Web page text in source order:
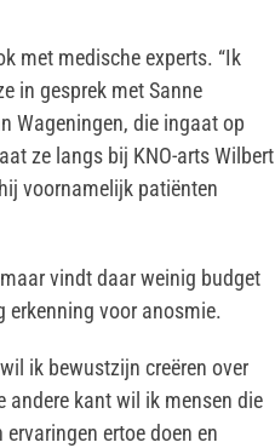
met medische experts. “Ik
in gesprek met Sanne
Wageningen, die ingaat op
ze langs bij KNO-arts Wilbert
voornamelijk patiënten
vindt daar weinig budget
erkenning voor anosmie.
ik bewustzijn creëren over
andere kant wil ik mensen die
ertoe doen en